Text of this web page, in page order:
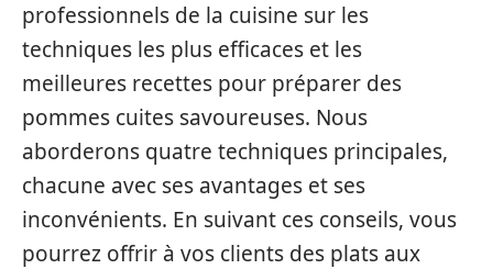
professionnels de la cuisine sur les
techniques les plus efficaces et les
meilleures recettes pour préparer des
pommes cuites savoureuses. Nous
aborderons quatre techniques principales,
chacune avec ses avantages et ses
inconvénients. En suivant ces conseils, vous
pourrez offrir à vos clients des plats aux